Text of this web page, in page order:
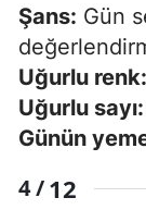
Şans: Gün
Uğurlu renk:
Uğurlu sayı:
Günün
4 /12